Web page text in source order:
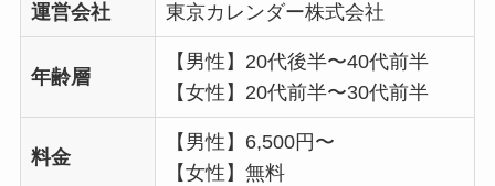
運営会社 東京カレンダー株式会社
年齢層
【男性】20代後半〜40代前半
【女性】20代前半〜30代前半
料金
【男性】6,500円〜
【女性】無料